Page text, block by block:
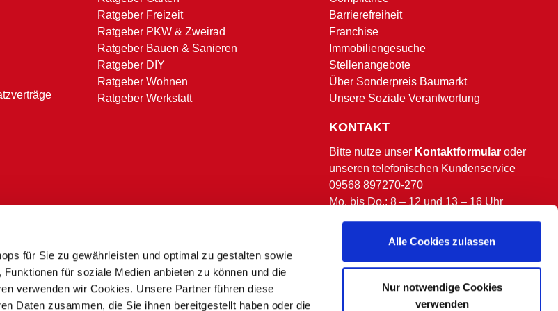
für Sie zu gewährleisten und optimal zu gestalten sowie
für soziale Medien anbieten zu können und die
verwenden wir Cookies. Unsere Partner führen diese
Daten zusammen, die Sie ihnen bereitgestellt haben oder die
Alle Cookies zulassen
Nur notwendige Cookies
verwenden
Ratgeber Freizeit
Ratgeber PKW & Zweirad
Ratgeber Bauen & Sanieren
Ratgeber DIY
Ratgeber Wohnen
Ratgeber Werkstatt
Barrierefreiheit
Franchise
Immobiliengesuche
Stellenangebote
Über Sonderpreis Baumarkt
Unsere Soziale Verantwortung
KONTAKT
Bitte nutze unser Kontaktformular oder
unseren telefonischen Kundenservice
09568 897270-270
Mo. bis Do.: 8 – 12 und 13 – 16 Uhr
(ausgenommen bundesweite & bayerische